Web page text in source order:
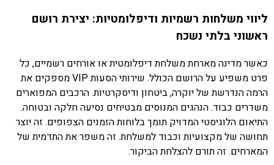
ליווי משלחות רשמיות ודיפלומטיות: יצירת רושם
ראשוני בלתי נשכח
כאשר מדינה מארחת משלחת דיפלומטית או אורחים רשמיים, כל
פרט משפיע על הרושם הכולל. שירותי הסעות VIP מספקים את
הרמה הנדרשת של יוקרה, ביטחון ודיסקרטיות. הרכבים המפוארים
משדרים כבוד. הנהגים המנוסים מבטיחים נסיעה חלקה ובטוחה.
התיאום הלוגיסטי המדויק תומך בלוחות הזמנים הצפופים. זה יוצר
תחושה של מקצועיות וכבוד למשלחת. זה משפר את התדמית של
המארחים. זה תורם להצלחת הביקור.